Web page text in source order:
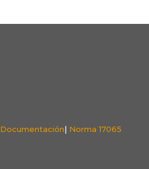
Documentación| Norma 17065